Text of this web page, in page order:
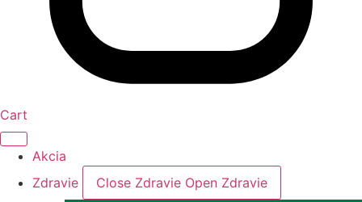
Cart
Akcia
Zdravie
Close Zdravie Open Zdravie